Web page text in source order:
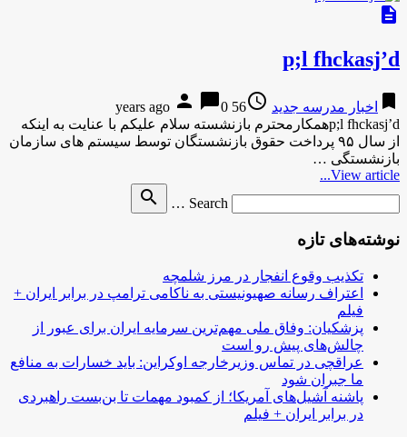
description
p;l fhckasj’d
bookmark اخبار مدرسه جدید access_time
56 years ago
person chat_bubble0
p;l fhckasj’dهمکارمحترم بازنشسته سلام علیکم با عنایت به اینکه
از سال ۹۵ پرداخت حقوق بازنشستگان توسط سیستم های سازمان
بازنشستگی …
View article...
Search …
search
نوشته‌های تازه
تکذیب وقوع انفجار در مرز شلمچه
اعتراف رسانه صهیونیستی به ناکامی ترامپ در برابر ایران +
فیلم
پزشکیان: وفاق ملی مهم‌ترین سرمایه ایران برای عبور از
چالش‌های پیش رو است
عراقچی در تماس وزیرخارجه اوکراین: باید خسارات به منافع
ما جبران شود
پاشنه آشیل‌های آمریکا؛ از کمبود مهمات تا بن‌بست راهبردی
در برابر ایران + فیلم